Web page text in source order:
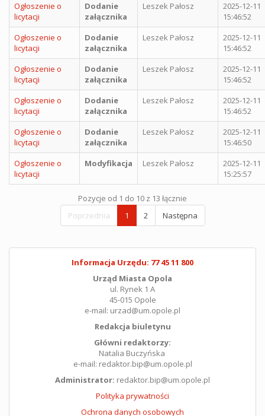
Ogłoszenie o
licytacji
Dodanie
załącznika
Leszek Pałosz
2025-12-11
15:46:52
Ogłoszenie o
licytacji
Dodanie
załącznika
Leszek Pałosz
2025-12-11
15:46:52
Ogłoszenie o
licytacji
Dodanie
załącznika
Leszek Pałosz
2025-12-11
15:46:52
Ogłoszenie o
licytacji
Dodanie
załącznika
Leszek Pałosz
2025-12-11
15:46:52
Ogłoszenie o
licytacji
Dodanie
załącznika
Leszek Pałosz
2025-12-11
15:46:50
Ogłoszenie o
licytacji
Modyfikacja Leszek Pałosz
2025-12-11
15:25:57
Pozycje od 1 do 10 z 13 łącznie
Poprzednia
1 2 Następna
Informacja Urzędu: 77 45 11 800
Urząd Miasta Opola
ul. Rynek 1 A
45-015 Opole
e-mail: urzad@um.opole.pl
Redakcja biuletynu
Główni redaktorzy:
Natalia Buczyńska
e-mail: redaktor.bip@um.opole.pl
Administrator: redaktor.bip@um.opole.pl
Polityka prywatności
Ochrona danych osobowych